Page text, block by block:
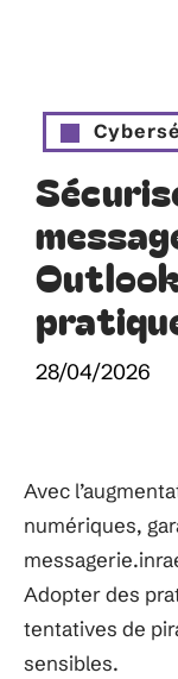
28/04/2026
Avec
numériques,
Adopter des
tentatives de
sensibles.